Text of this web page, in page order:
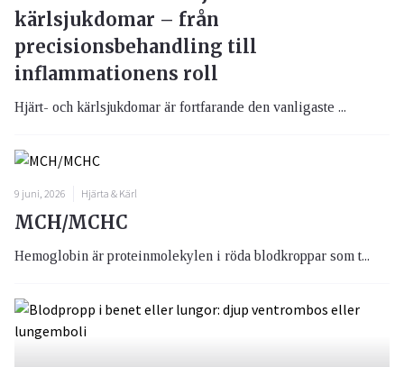
kärlsjukdomar – från
precisionsbehandling till
inflammationens roll
Hjärt- och kärlsjukdomar är fortfarande den vanligaste ...
9 juni, 2026 Hjärta & Kärl
MCH/MCHC
Hemoglobin är proteinmolekylen i röda blodkroppar som t...